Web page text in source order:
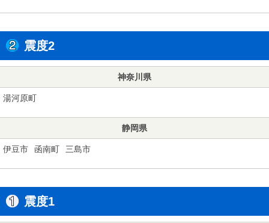
震度2
神奈川県
湯河原町
静岡県
伊豆市 函南町 三島市
震度1